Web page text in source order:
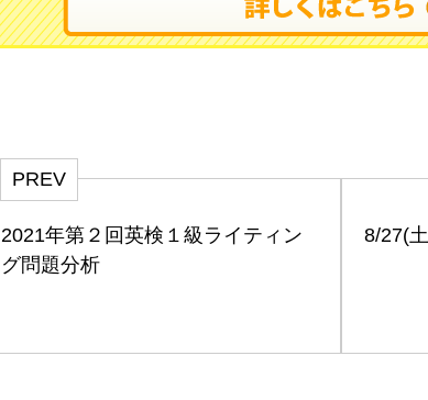
PREV
2021年第２回英検１級ライティン
グ問題分析
8/27(